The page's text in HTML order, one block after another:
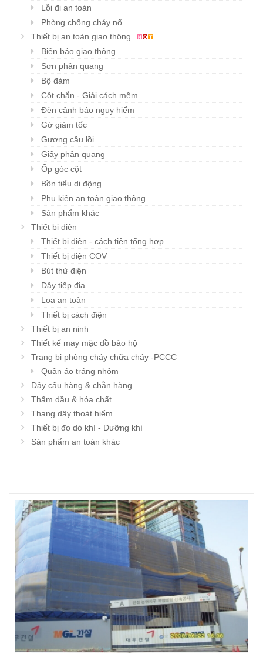
Lỗi đi an toàn
Phòng chống cháy nổ
Thiết bị an toàn giao thông
Biển báo giao thông
Sơn phản quang
Bộ đàm
Cột chắn - Giải cách mềm
Đèn cảnh báo nguy hiểm
Gờ giảm tốc
Gương cầu lồi
Giấy phản quang
Ốp góc cột
Bồn tiểu di động
Phụ kiện an toàn giao thông
Sản phẩm khác
Thiết bị điện
Thiết bị điện - cách tiện tổng hợp
Thiết bị điện COV
Bút thử điện
Dây tiếp địa
Loa an toàn
Thiết bị cách điện
Thiết bị an ninh
Thiết kế may mặc đồ bảo hộ
Trang bị phòng cháy chữa cháy -PCCC
Quần áo tráng nhôm
Dây cẩu hàng & chằn hàng
Thấm dầu & hóa chất
Thang dây thoát hiểm
Thiết bị đo dò khí - Dưỡng khí
Sản phẩm an toàn khác